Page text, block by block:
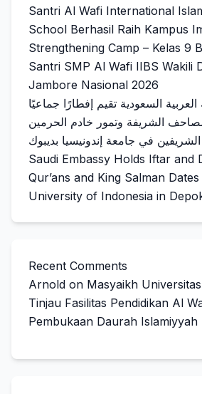
Santri Al Wafi International
School Berhasil Raih Kampus
Strengthening Camp – Kelas 9
Santri SMP Al Wafi IIBS Wakili
Jambore Nasional 2026
السعودية تقيم إفطارًا جماعيًا
الشريفة وتمور خادم الحرمين
الشريفين في جامعة إندونيسيا بديبوك
Saudi Embassy Holds Iftar and
Qur’ans and King Salman
University of Indonesia in
Recent Comments
Arnold on Masyaikh
Tinjau Fasilitas Pendidikan Al
Pembukaan Daurah Islamiyyah